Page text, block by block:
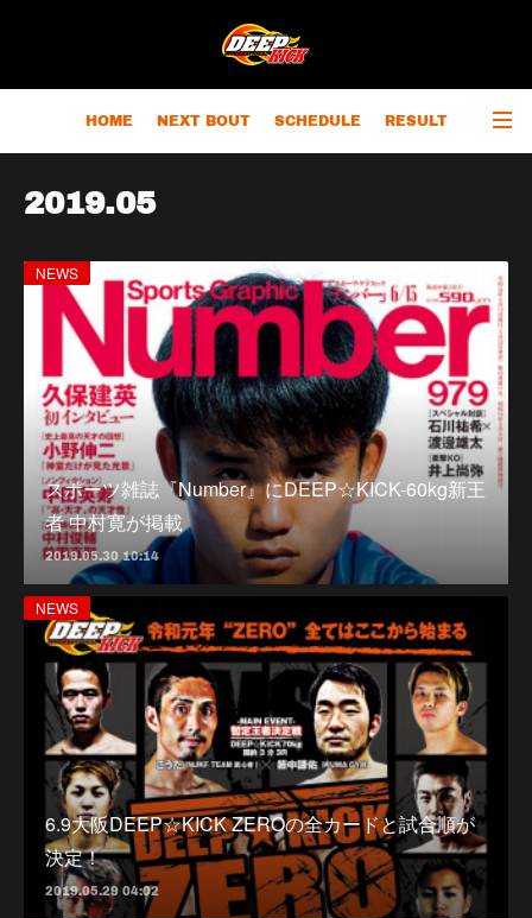
HOME NEXT BOUT SCHEDULE RESULT
2019.05
NEWS
スポーツ雑誌『Number』にDEEP☆KICK-60kg新王
者 中村寛が掲載
2019.05.30 10:14
NEWS
6.9大阪DEEP☆KICK ZEROの全カードと試合順が
決定！
2019.05.29 04:02